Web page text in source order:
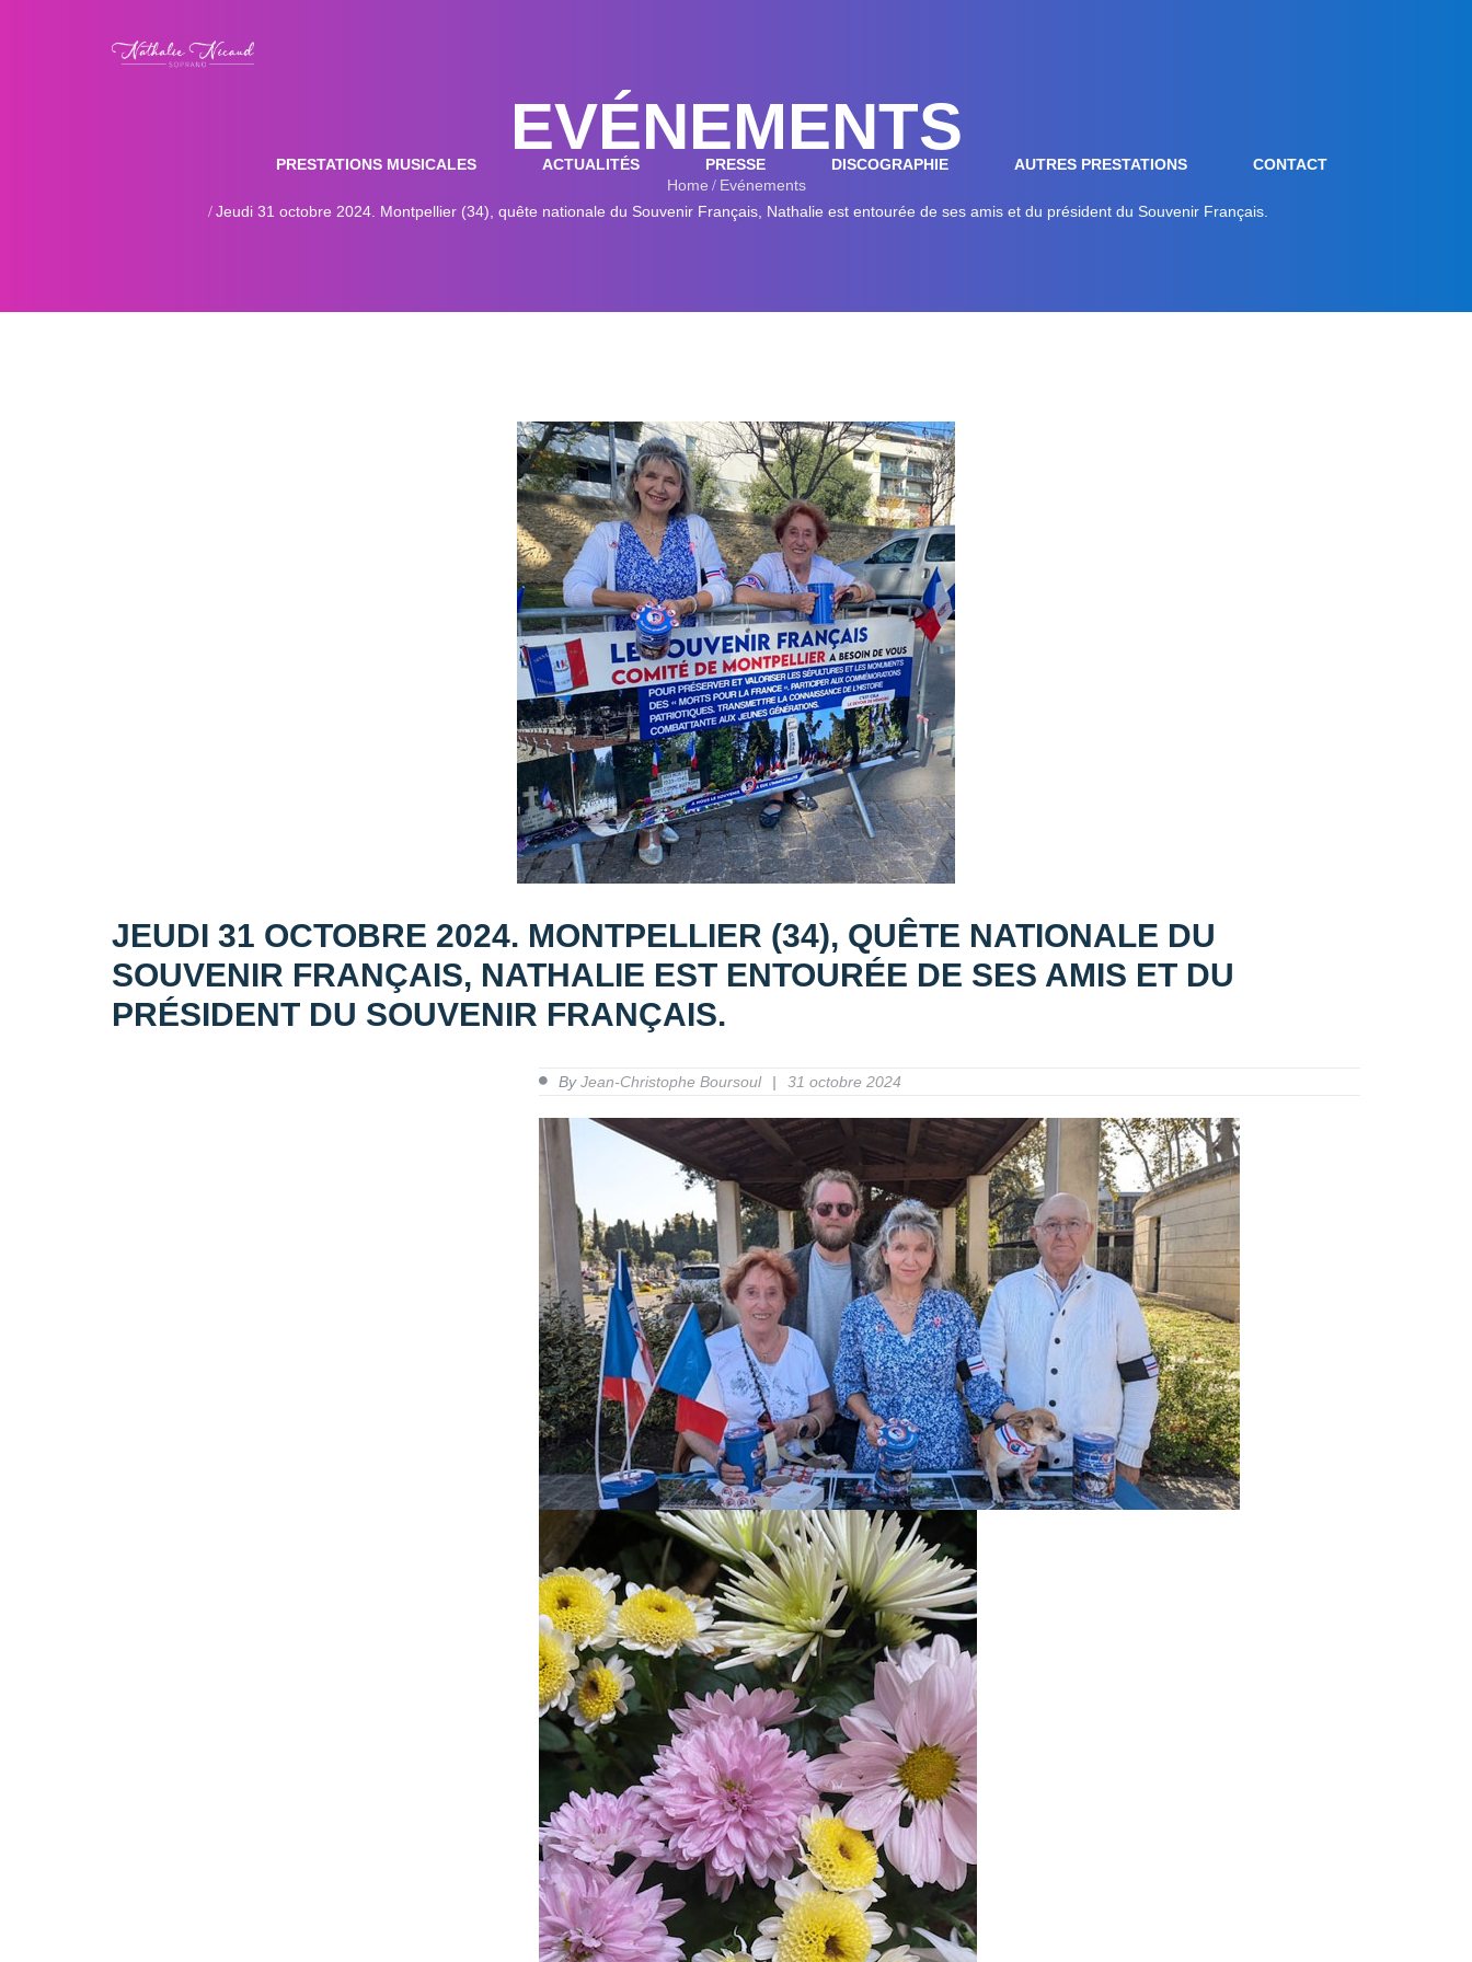
PRESTATIONS MUSICALES ACTUALITÉS PRESSE DISCOGRAPHIE AUTRES PRESTATIONS CONTACT
EVÉNEMENTS
Home
Evénements
Jeudi 31 octobre 2024. Montpellier (34), quête nationale du Souvenir Français, Nathalie est entourée de ses amis et du président du Souvenir Français.
JEUDI 31 OCTOBRE 2024. MONTPELLIER (34), QUÊTE NATIONALE DU
SOUVENIR FRANÇAIS, NATHALIE EST ENTOURÉE DE SES AMIS ET DU
PRÉSIDENT DU SOUVENIR FRANÇAIS.
ByJean-Christophe Boursoul 31 octobre 2024